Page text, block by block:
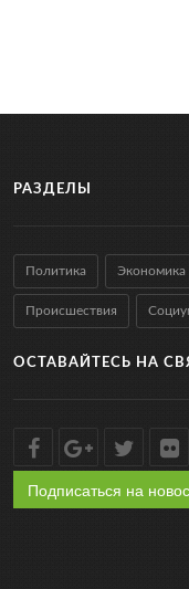
РАЗДЕЛЫ
Политика Экономика
Происшествия
ОСТАВАЙТЕСЬ НА
Подписаться на